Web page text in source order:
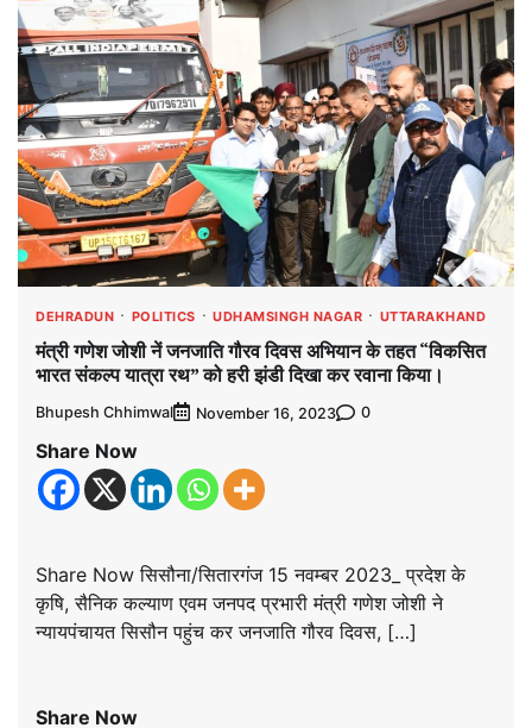
DEHRADUN POLITICS UDHAMSINGH NAGAR UTTARAKHAND
मंत्री गणेश जोशी नें जनजाति गौरव दिवस अभियान के तहत “विकसित
भारत संकल्प यात्रा रथ” को हरी झंडी दिखा कर रवाना किया।
Bhupesh Chhimwal November 16, 2023 0
Share Now
Share Now सिसौना/सितारगंज 15 नवम्बर 2023_ प्रदेश के
कृषि, सैनिक कल्याण एवम जनपद प्रभारी मंत्री गणेश जोशी ने
न्यायपंचायत सिसौन पहुंच कर जनजाति गौरव दिवस, […]
Share Now